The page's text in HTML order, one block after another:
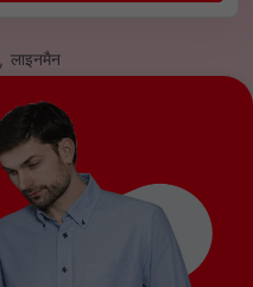
लाइनमैन